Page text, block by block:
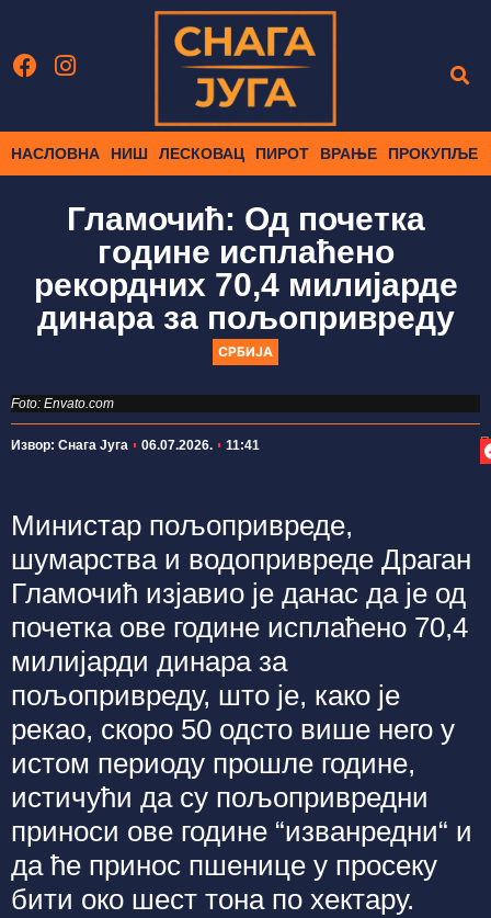
НАСЛОВНА НИШ ЛЕСКОВАЦ ПИРОТ ВРАЊЕ ПРОКУПЉЕ
Гламочић: Од почетка
године исплаћено
рекордних 70,4 милијарде
динара за пољопривреду
СРБИЈА
Foto: Envato.com
Извор: Снага Југа 06.07.2026. 11:41
Министар пољопривреде,
шумарства и водопривреде Драган
Гламочић изјавио је данас да је од
почетка ове године исплаћено 70,4
милијарди динара за
пољопривреду, што је, како је
рекао, скоро 50 одсто више него у
истом периоду прошле године,
истичући да су пољопривредни
приноси ове године “изванредни“ и
да ће принос пшенице у просеку
бити око шест тона по хектару.